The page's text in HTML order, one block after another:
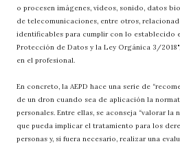
o procesen imágenes, vídeos, sonido, datos
de telecomunicaciones, entre otros,
identificables para cumplir con lo establecido
Protección de Datos y la Ley Orgánica 3/
en el profesional.
En concreto, la AEPD hace una serie de
de un dron cuando sea de aplicación la
personales. Entre ellas, se aconseja “valorar
que pueda implicar el tratamiento para los
personas y, si fuera necesario, realizar una